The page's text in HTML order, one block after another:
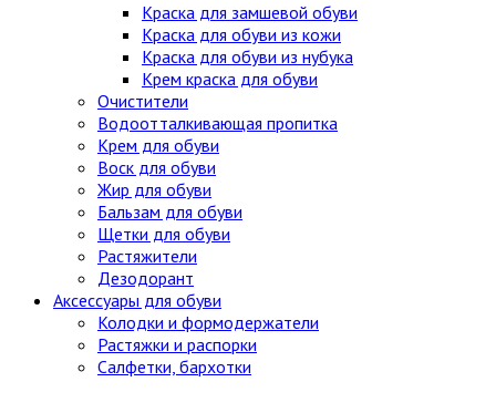
Краска для замшевой обуви
Краска для обуви из кожи
Краска для обуви из нубука
Крем краска для обуви
Очистители
Водоотталкивающая пропитка
Крем для обуви
Воск для обуви
Жир для обуви
Бальзам для обуви
Щетки для обуви
Растяжители
Дезодорант
Аксессуары для обуви
Колодки и формодержатели
Растяжки и распорки
Салфетки, бархотки